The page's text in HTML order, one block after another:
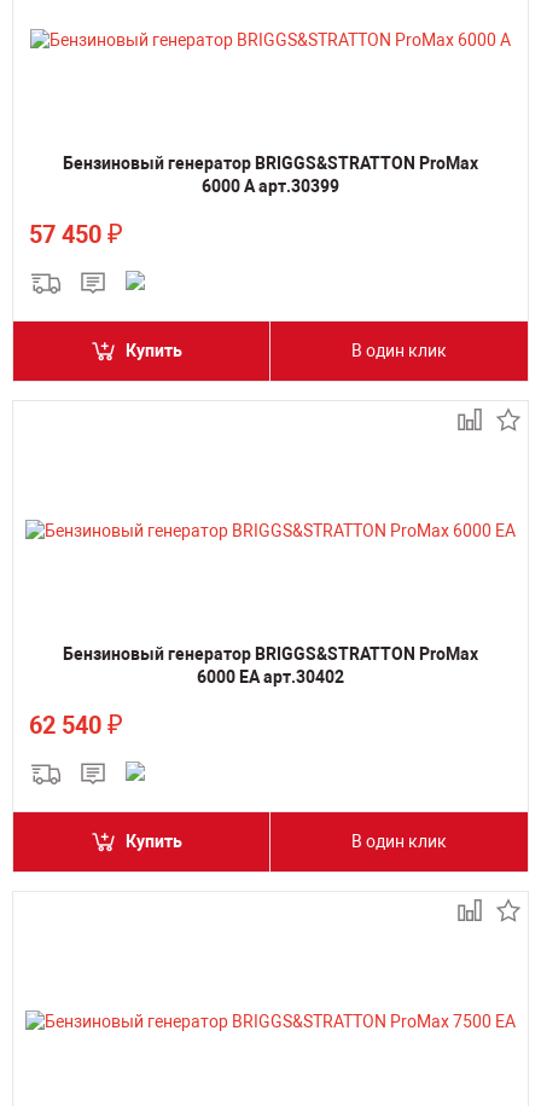
Бензиновый генератор BRIGGS&STRATTON ProMax
6000 A арт.30399
57 450 ₽
Купить В один клик
Бензиновый генератор BRIGGS&STRATTON ProMax
6000 EA арт.30402
62 540 ₽
Купить В один клик